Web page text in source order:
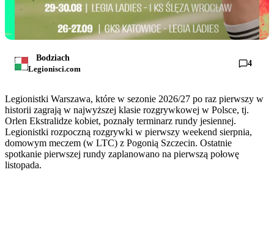
Bodziach
Legionisci.com
4
Legionistki Warszawa, które w sezonie 2026/27 po raz pierwszy w
historii zagrają w najwyższej klasie rozgrywkowej w Polsce, tj.
Orlen Ekstralidze kobiet, poznały terminarz rundy jesiennej.
Legionistki rozpoczną rozgrywki w pierwszy weekend sierpnia,
domowym meczem (w LTC) z Pogonią Szczecin. Ostatnie
spotkanie pierwszej rundy zaplanowano na pierwszą połowę
listopada.